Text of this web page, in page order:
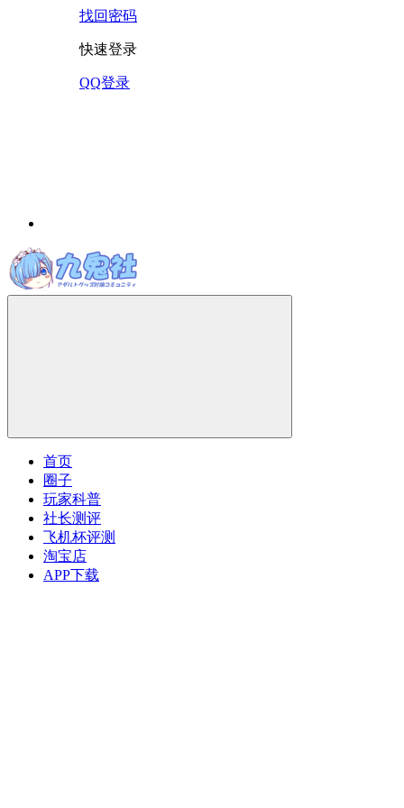
找回密码
快速登录
QQ登录
首页
圈子
玩家科普
社长测评
飞机杯评测
淘宝店
APP下载